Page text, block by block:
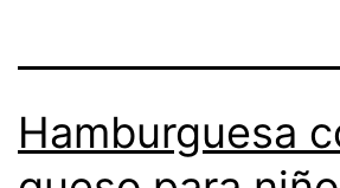
Hamburguesa